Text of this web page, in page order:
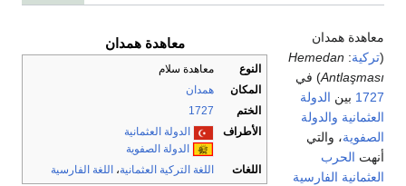
معاهدة همدان
النوع
معاهدة سلام
المكان
همدان
الختم
1727
الأطراف
الدولة العثمانية
الدولة الصفوية
اللغات
اللغة التركية العثمانية، اللغة الفارسية
معاهدة همدان
(تركية:
Hemedan
Antlaşması) في
1727 بين الدولة
العثمانية والدولة
الصفوية، والتي
أنهت الحرب
العثمانية الفارسية